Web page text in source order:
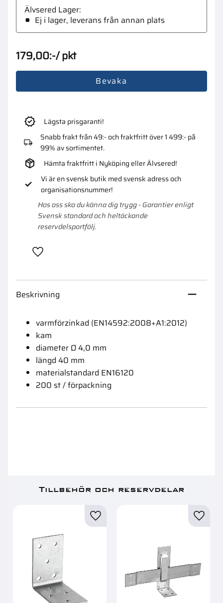
179,00:-/pkt
Lägg till i favoriter
Bevaka
Lägsta prisgaranti!
Snabb frakt från 49:- och fraktfritt över 1 499:- på
99% av sortimentet.
Hämta fraktfritt i Nyköping eller Älvsered!
Vi är en svensk butik med svensk adress och
organisationsnummer!
Hos oss ska du känna dig trygg - Garantier enligt
Svensk standard och heltäckande
reservdelsportfölj.
Älvsered Lager
Ej i lager, leverans från annan plats
Beskrivning
varmförzinkad (EN14592:2008+A1:2012)
kam
diameter Ø 4,0 mm
längd 40 mm
materialstandard EN16120
200 st / förpackning
Tillbehör och reservdelar
Lägg till i favoriter Lägg